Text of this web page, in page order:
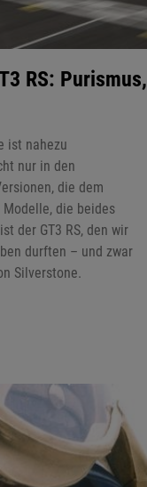
RS: Purismus,
ist nahezu
nur in den
die dem
die beides
der GT3 RS, den wir
durften – und zwar
Silverstone.